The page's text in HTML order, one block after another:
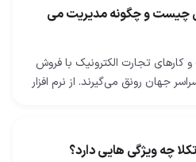
چیست و چگونه مدیریت می
کارهای تجارت الکترونیک با فروش
جهان رونق می‌گیرند. از نرم ‌افزار
چه ویژگی هایی دارد؟